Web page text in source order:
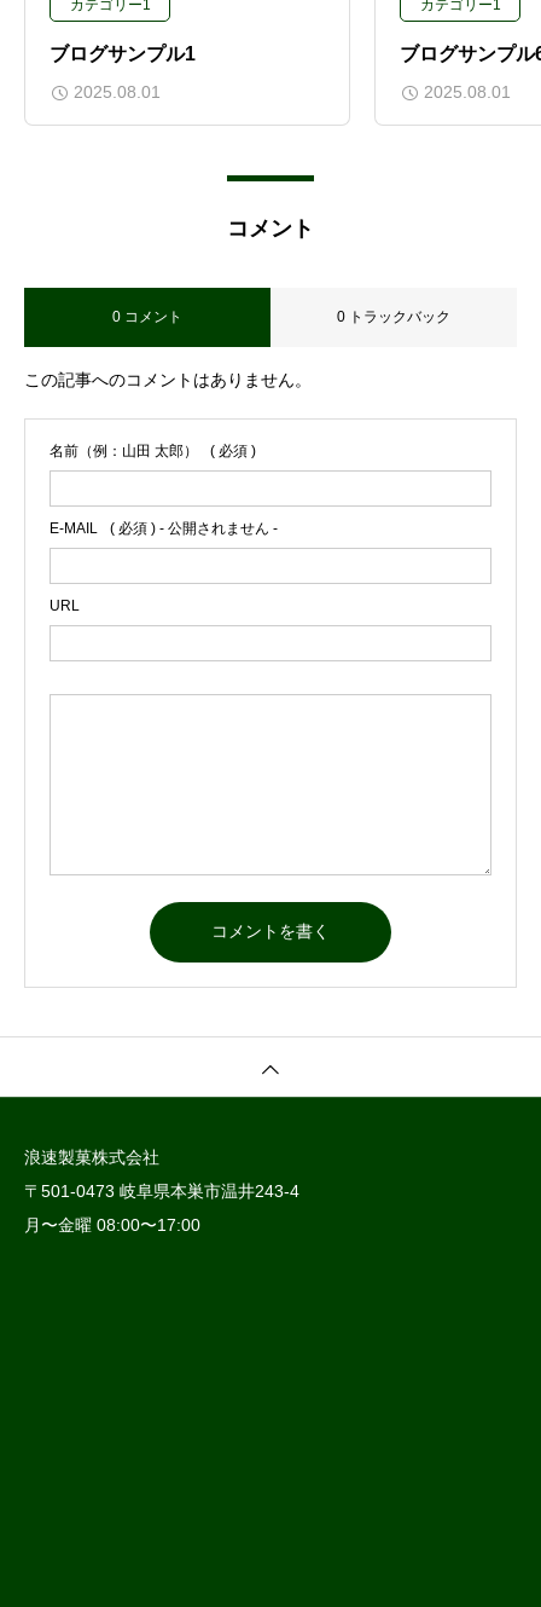
カテゴリー1
ブログサンプル1
2025.08.01
カテゴリー1
ブログサンプル
2025.08.01
コメント
0 コメント 0 トラックバック
この記事へのコメントはありません。
名前（例：山田 太郎） ( 必須 )
E-MAIL ( 必須 ) - 公開されません -
URL
浪速製菓株式会社
〒501-0473 岐阜県本巣市温井243-4
月〜金曜 08:00〜17:00